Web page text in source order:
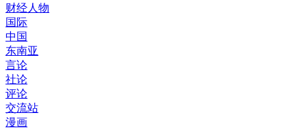
财经人物
国际
中国
东南亚
言论
社论
评论
交流站
漫画